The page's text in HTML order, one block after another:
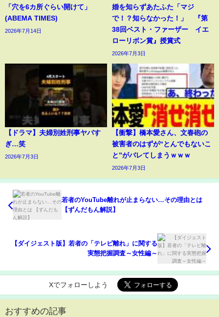
「穴を6カ所ぐらい開けて」
(ABEMA TIMES)
2026年7月14日
婚を知らずあたふた「マジ
で！？知らなかった！」 『第
38回ベスト・ファーザー イエ
ローリボン賞』授賞式
2026年7月3日
【ドラマ】夫婦別姓刑事ヤバす
ぎ…笑
2026年7月3日
【衝撃】橋本愛さん、文春砲の
被害者のはずが“とんでもないこ
と”がバレてしまうｗｗｗ
2026年7月3日
若者のYouTube離れが止まらない…その理由とは
【ずんだもん解説】
【ダイジェスト版】若者の「テレビ離れ」に関する
実態把握調査～女性編～
Xでフォローしよう
おすすめの記事